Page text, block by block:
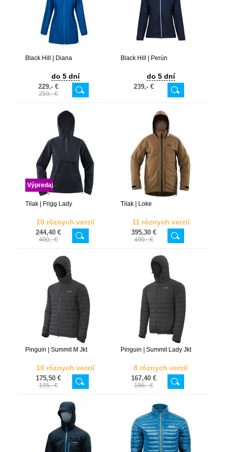
Black Hill | Diana
do 5 dní
229,- €
259,- €
Black Hill | Perún
do 5 dní
239,- €
Výpredaj
Tilak | Frigg Lady
10 rôznych verzií
244,40 €
400,- €
Tilak | Loke
11 rôznych verzií
395,30 €
490,- €
Pinguin | Summit M Jkt
10 rôznych verzií
175,50 €
195,- €
Pinguin | Summit Lady Jkt
8 rôznych verzií
167,40 €
186,- €